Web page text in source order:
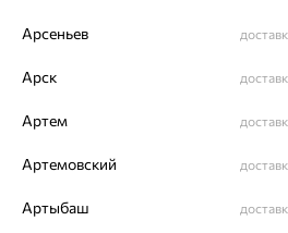
Подписаться на
Арсеньев
Арск
Артем
Артемовский
Артыбаш